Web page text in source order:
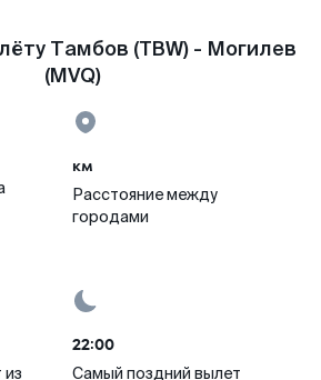
Тамбов (TBW) - Могилев
(MVQ)
км
Расстояние между
городами
22:00
Самый поздний вылет